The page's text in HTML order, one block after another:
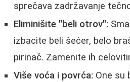
sprečava zadržavanje
Eliminišite "beli otrov":
izbacite beli šećer, belo
pirinač. Zamenite ih
Više voća i povrća: One su